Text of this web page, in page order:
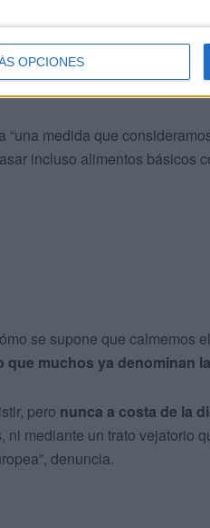
OPCIONES
en Ceuta que
a seis horas de espera
falta de agua, ausencia de
Hamadi Amar como
medida que
incluso alimentos básicos
se supone que calmemos
que muchos ya denominan
pero nunca a costa de la
mediante un trato vejatorio
denuncia.